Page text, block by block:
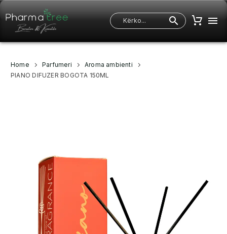
Home Parfumeri
Aroma ambienti
PIANO DIFUZER BOGOTA 150ML